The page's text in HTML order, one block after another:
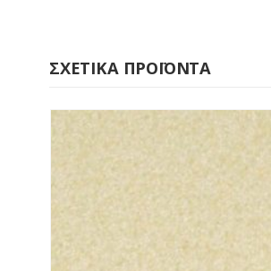
ΣΧΕΤΙΚΆ ΠΡΟΪΌΝΤΑ